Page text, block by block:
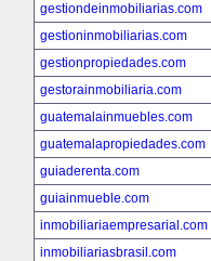
gestiondeinmobiliarias.com
gestioninmobiliarias.com
gestionpropiedades.com
gestorainmobiliaria.com
guatemalainmuebles.com
guatemalapropiedades.com
guiaderenta.com
guiainmueble.com
inmobiliariaempresarial.com
inmobiliariasbrasil.com